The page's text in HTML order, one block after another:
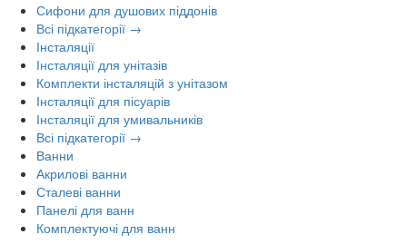
Сифони для душових піддонів
Всі підкатегорії →
Інсталяції
Інсталяції для унітазів
Комплекти інсталяцій з унітазом
Інсталяції для пісуарів
Інсталяції для умивальників
Всі підкатегорії →
Ванни
Акрилові ванни
Сталеві ванни
Панелі для ванн
Комплектуючі для ванн